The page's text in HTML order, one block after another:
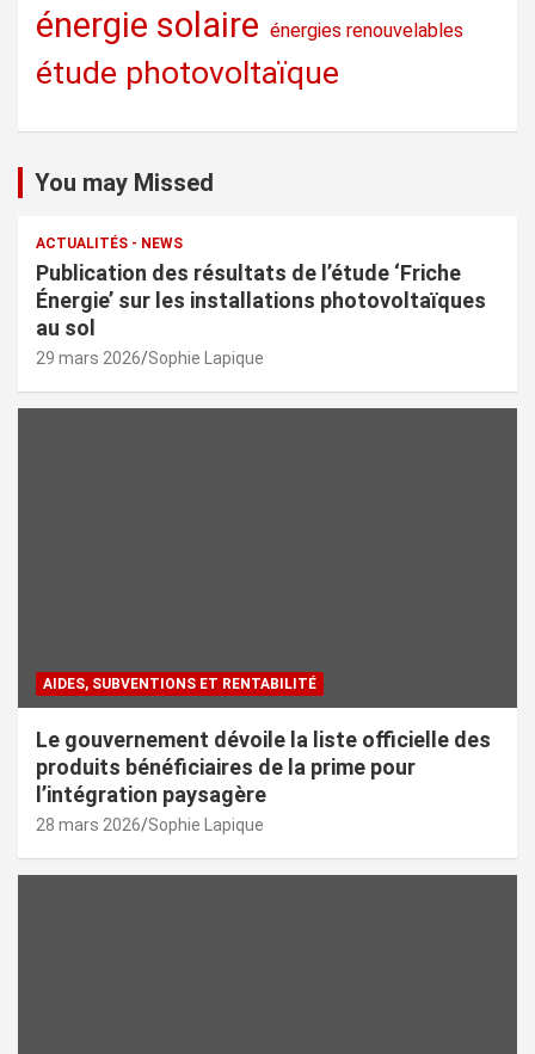
énergie solaire énergies renouvelables
étude photovoltaïque
You may Missed
ACTUALITÉS - NEWS
Publication des résultats de l’étude ‘Friche
Énergie’ sur les installations photovoltaïques
au sol
29 mars 2026 Sophie Lapique
AIDES, SUBVENTIONS ET RENTABILITÉ
Le gouvernement dévoile la liste officielle des
produits bénéficiaires de la prime pour
l’intégration paysagère
28 mars 2026 Sophie Lapique